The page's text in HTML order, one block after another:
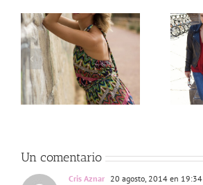
Love Marsala
Un comentario
Cris Aznar 20 agosto, 2014 en 19:34